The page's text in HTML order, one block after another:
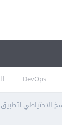
DevOps
الاحتياطي لتطبيق